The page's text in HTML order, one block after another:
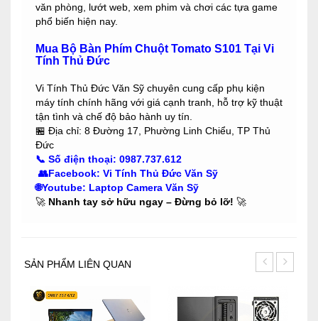
văn phòng, lướt web, xem phim và chơi các tựa game
phổ biến hiện nay.
Mua Bộ Bàn Phím Chuột Tomato S101 Tại Vi
Tính Thủ Đức
Vi Tính Thủ Đức Văn Sỹ chuyên cung cấp phụ kiện
máy tính chính hãng với giá cạnh tranh, hỗ trợ kỹ thuật
tận tình và chế độ bảo hành uy tín.
🏪 Địa chỉ: 8 Đường 17, Phường Linh Chiểu, TP Thủ
Đức
📞 Số điện thoại: 0987.737.612
👥Facebook: Vi Tính Thủ Đức Văn Sỹ
🌐Youtube: Laptop Camera Văn Sỹ
🚀 Nhanh tay sở hữu ngay – Đừng bỏ lỡ! 🚀
SẢN PHẨM LIÊN QUAN